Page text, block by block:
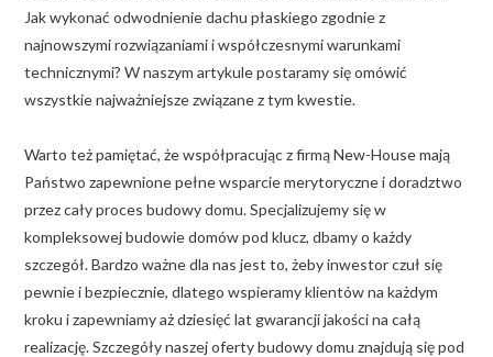
Jak wykonać odwodnienie dachu płaskiego zgodnie z
najnowszymi rozwiązaniami i współczesnymi warunkami
technicznymi? W naszym artykule postaramy się omówić
wszystkie najważniejsze związane z tym kwestie.
Warto też pamiętać, że współpracując z firmą New-House mają
Państwo zapewnione pełne wsparcie merytoryczne i doradztwo
przez cały proces budowy domu. Specjalizujemy się w
kompleksowej budowie domów pod klucz, dbamy o każdy
szczegół. Bardzo ważne dla nas jest to, żeby inwestor czuł się
pewnie i bezpiecznie, dlatego wspieramy klientów na każdym
kroku i zapewniamy aż dziesięć lat gwarancji jakości na całą
realizację. Szczegóły naszej oferty budowy domu znajdują się pod